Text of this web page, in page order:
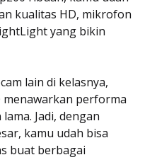
kualitas HD, mikrofon
yang bikin
lain di kelasnya,
menawarkan performa
Jadi, dengan
kamu udah bisa
buat berbagai